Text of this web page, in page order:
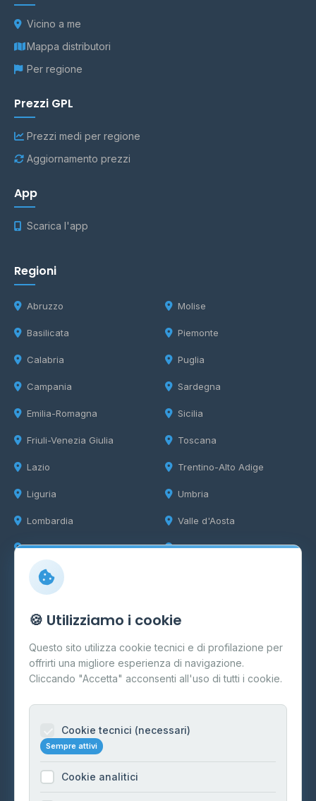
Vicino a me
Mappa distributori
Per regione
Prezzi GPL
Prezzi medi per regione
Aggiornamento prezzi
App
Scarica l'app
Regioni
Abruzzo
Basilicata
Calabria
Campania
Emilia-Romagna
Friuli-Venezia Giulia
Lazio
Liguria
Lombardia
Marche
Molise
Piemonte
Puglia
Sardegna
Sicilia
Toscana
Trentino-Alto Adige
Umbria
Valle d'Aosta
Veneto
Info
Cos'è il GPL
FAQ
Contatti
Informazioni legali
Cookie Policy
🍪 Utilizziamo i cookie
Questo sito utilizza cookie tecnici e di profilazione per
offrirti una migliore esperienza di navigazione.
Cliccando "Accetta" acconsenti all'uso di tutti i cookie.
Cookie tecnici (necessari)
Sempre attivi
Cookie analitici